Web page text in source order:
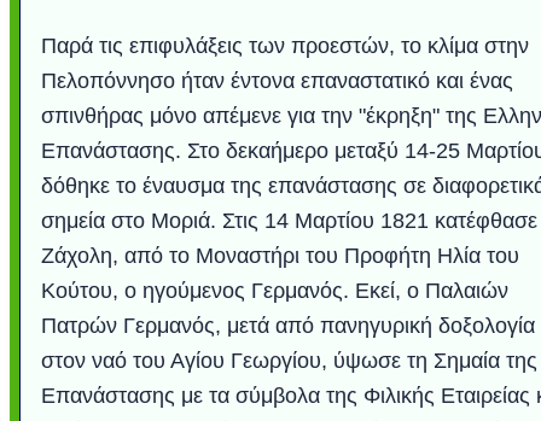
Παρά τις επιφυλάξεις των προεστών, το κλίμα στην
Πελοπόννησο ήταν έντονα επαναστατικό και ένας
σπινθήρας μόνο απέμενε για την "έκρηξη" της
Επανάστασης. Στο δεκαήμερο μεταξύ 14-25
δόθηκε το έναυσμα της επανάστασης σε
σημεία στο Μοριά. Στις 14 Μαρτίου 1821
Ζάχολη, από το Μοναστήρι του Προφήτη Ηλία του
Κούτου, ο ηγούμενος Γερμανός. Εκεί, ο Παλαιών
Πατρών Γερμανός, μετά από πανηγυρική δοξολογία
στον ναό του Αγίου Γεωργίου, ύψωσε τη Σημαία της
Επανάστασης με τα σύμβολα της Φιλικής Εταιρείας